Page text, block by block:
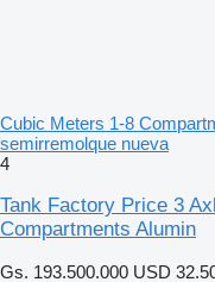
Cubic Meters 1-8
semirremolque nueva
4
Tank Factory Price 3
Compartments Alumin
Gs. 193.500.000 USD